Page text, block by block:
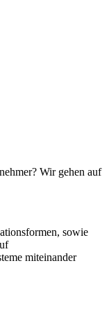
Wir gehen auf
sowie
miteinander